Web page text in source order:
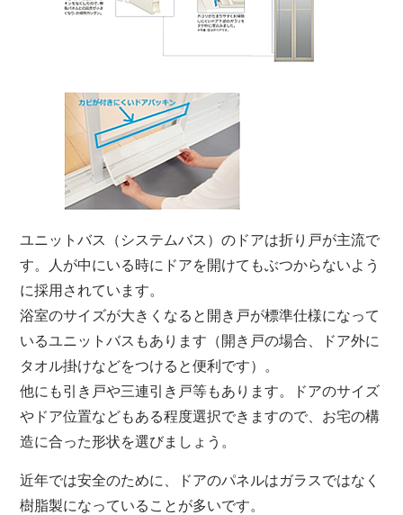
ユニットバス（システムバス）のドアは折り戸が主流で
す。人が中にいる時にドアを開けてもぶつからないよう
に採用されています。
浴室のサイズが大きくなると開き戸が標準仕様になって
いるユニットバスもあります（開き戸の場合、ドア外に
タオル掛けなどをつけると便利です）。
他にも引き戸や三連引き戸等もあります。ドアのサイズ
やドア位置などもある程度選択できますので、お宅の構
造に合った形状を選びましょう。
近年では安全のために、ドアのパネルはガラスではなく
樹脂製になっていることが多いです。